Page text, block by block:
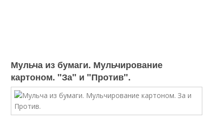
Мульча из бумаги. Мульчирование
картоном. "За" и "Против".